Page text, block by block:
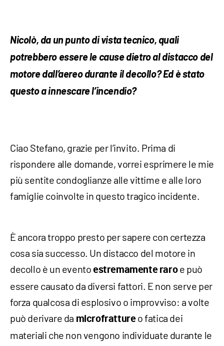
Nicolò, da un punto di vista tecnico, quali
potrebbero essere le cause dietro al distacco del
motore dall’aereo durante il decollo? Ed è stato
questo a innescare l’incendio?
Ciao Stefano, grazie per l’invito. Prima di
rispondere alle domande, vorrei esprimere le mie
più sentite condoglianze alle vittime e alle loro
famiglie coinvolte in questo tragico incidente.
È ancora troppo presto per sapere con certezza
cosa sia successo. Un distacco del motore in
decollo è un eventoestremamente raroe può
essere causato da diversi fattori. E non serve per
forza qualcosa di esplosivo o improvviso: a volte
può derivare da microfrattureo fatica dei
materiali che non vengono individuate durante le